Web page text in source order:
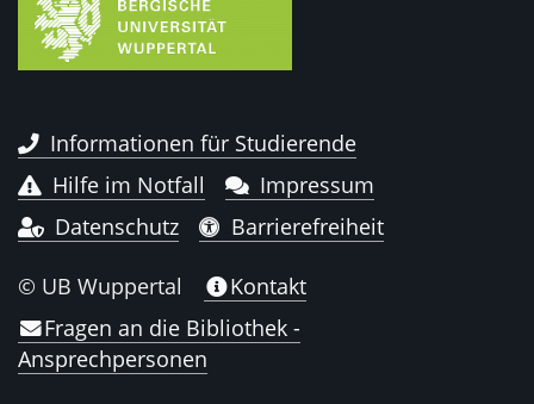
Informationen für Studierende
Hilfe im Notfall
Impressum
Datenschutz
Barrierefreiheit
© UB Wuppertal
Kontakt
Fragen an die Bibliothek -
Ansprechpersonen